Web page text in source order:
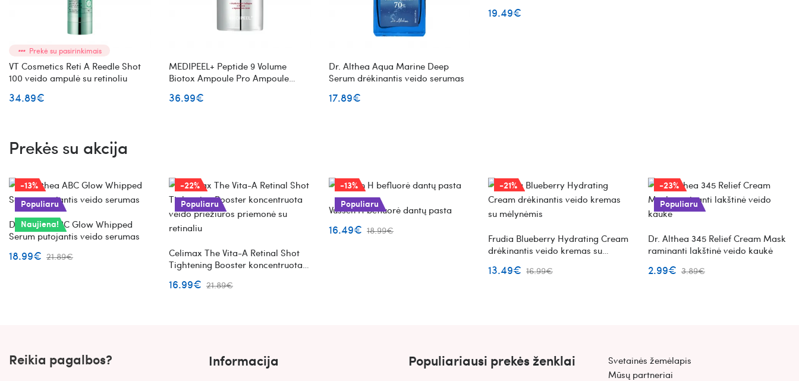
Prekė su pasirinkimais
VT Cosmetics Reti A Reedle Shot
100 veido ampulė su retinoliu
34.89€
MEDIPEEL+ Peptide 9 Volume
Biotox Ampoule Pro Ampoule
36.99€
Dr. Althea Aqua Marine Deep
Serum drėkinantis veido serumas
17.89€
propoliu ir niacinamidu
19.49€
Prekės su akcija
-13%
Populiaru
Naujiena!
Dr. Althea ABC Glow Whipped
Serum putojantis veido serumas
18.99€ 21.89€
-22%
Populiaru
Celimax The Vita-A Retinal Shot
Tightening Booster koncentruota
retinaliu
16.99€ 21.89€
-13%
Populiaru
Vussen H befluorė dantų pasta
16.49€ 18.99€
-21%
Frudia Blueberry Hydrating Cream
drėkinantis veido kremas su
13.49€ 16.99€
-23%
Populiaru
Dr. Althea 345 Relief Cream Mask
raminanti lakštinė veido kaukė
2.99€ 3.89€
Reikia pagalbos? Informacija Populiariausi prekės ženklai
Svetainės žemėlapis
Mūsų partneriai